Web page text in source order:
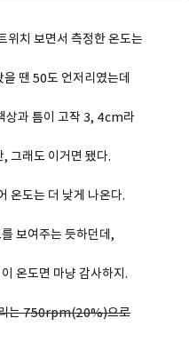
치 보면서 측정한 온도는
땐 50도 언저리였는데
상과 틈이 고작 3, 4cm라
그래도 이거면 됐다.
온도는 더 낮게 나온다.
보여주는 듯하던데,
온도면 마냥 감사하지.
는 750rpm(20%)으로